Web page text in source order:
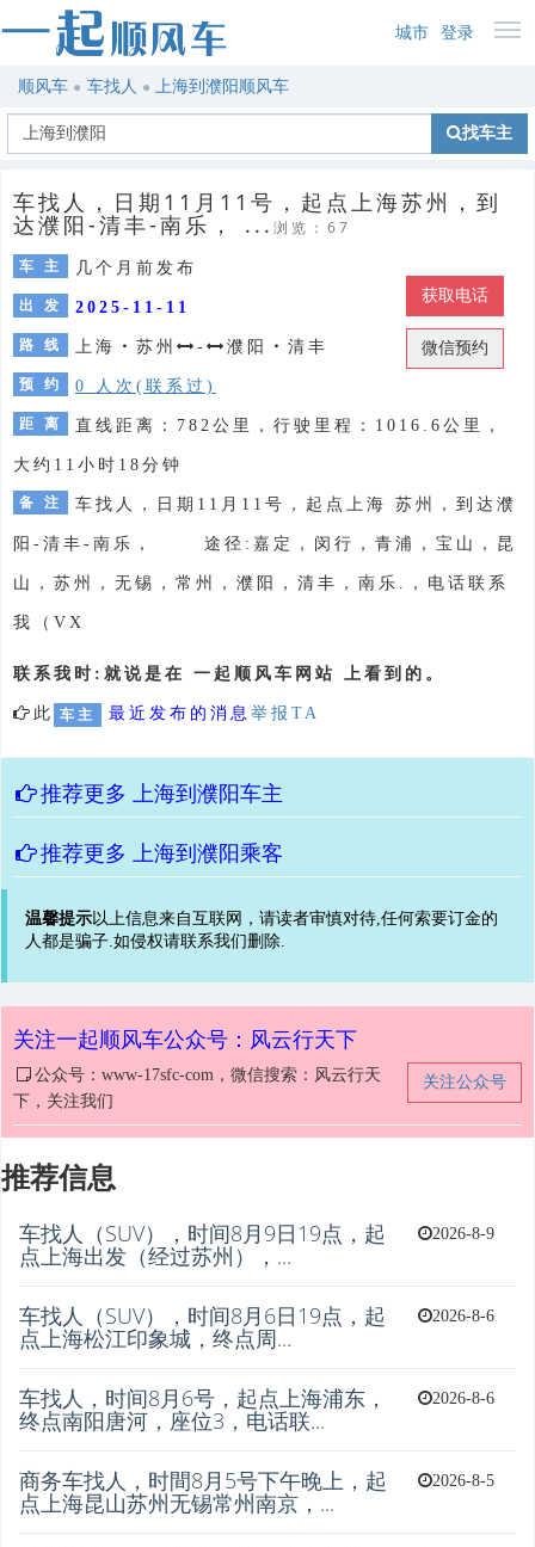
城市 登录
顺风车 车找人 上海到濮阳顺风车
找车主
车找人，日期11月11号，起点上海苏州，到
达濮阳-清丰-南乐， ... 浏览：67
车 主 几个月前发布
出 发 2025-11-11
获取电话
微信预约
路 线 上海 ・ 苏州 - 濮阳 ・ 清丰
预 约 0 人次(联系过)
距 离 直线距离：782公里，行驶里程：1016.6公里，
大约11小时18分钟
备 注 车找人，日期11月11号，起点上海 苏州，到达濮
阳-清丰-南乐， 途径:嘉定，闵行，青浦，宝山，昆
山，苏州，无锡，常州，濮阳，清丰，南乐.，电话联系
我（VX
联系我时:就说是在 一起顺风车网站 上看到的。
此 车主 最近发布的消息 举报TA
推荐更多 上海到濮阳车主
推荐更多 上海到濮阳乘客
温馨提示以上信息来自互联网，请读者审慎对待,任何索要订金的
人都是骗子.如侵权请联系我们删除.
关注一起顺风车公众号：风云行天下
关注公众号
公众号：www-17sfc-com，微信搜索：风云行天
下，关注我们
推荐信息
2026-8-9
车找人（SUV），时间8月9日19点，起
点上海出发（经过苏州），...
2026-8-6
车找人（SUV），时间8月6日19点，起
点上海松江印象城，终点周...
2026-8-6
车找人，时间8月6号，起点上海浦东，
终点南阳唐河，座位3，电话联...
2026-8-5
商务车找人，时間8月5号下午晚上，起
点上海昆山苏州无锡常州南京，...